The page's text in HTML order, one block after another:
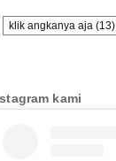
klik angkanya aja (13)
kami